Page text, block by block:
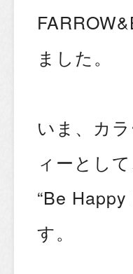
ました。
いま、カ
ィーとして
“Be
す。